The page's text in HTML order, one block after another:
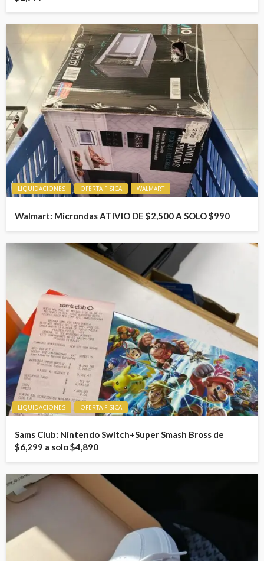
LIQUIDACIONES OFERTA FISICA WALMART
Walmart: Microndas ATIVIO DE $2,500 A SOLO $990
LIQUIDACIONES OFERTA FISICA
Sams Club: Nintendo Switch+Super Smash Bross de
$6,299 a solo $4,890